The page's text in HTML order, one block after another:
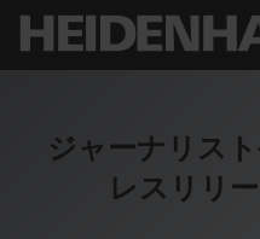
ジャーナリス
レスリリ